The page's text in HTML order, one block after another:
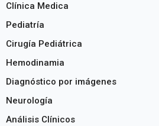
Clínica Medica
Pediatría
Cirugía Pediátrica
Hemodinamia
Diagnóstico por imágenes
Neurología
Análisis Clínicos